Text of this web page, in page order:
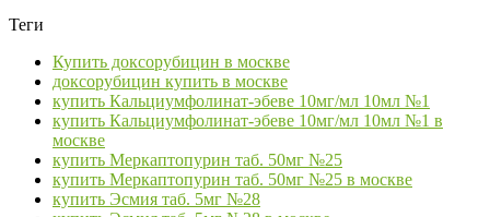
Теги
Купить доксорубицин в москве
доксорубицин купить в москве
купить Кальциумфолинат-эбеве 10мг/мл 10мл №1
купить Кальциумфолинат-эбеве 10мг/мл 10мл №1 в
москве
купить Меркаптопурин таб. 50мг №25
купить Меркаптопурин таб. 50мг №25 в москве
купить Эсмия таб. 5мг №28